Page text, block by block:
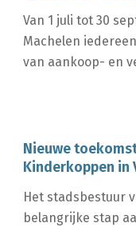
Van 1 juli tot 30
Machelen
van aankoop- en
Nieuwe
Kinderkoppen in
Het stadsbestuur
belangrijke stap